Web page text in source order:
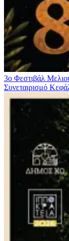
3ο Φεστιβάλ
Συνεταιρισμό